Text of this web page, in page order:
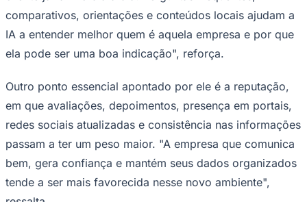
Palmeiras
comparativos, orientações e conteúdos locais ajudam a
IA a entender melhor quem é aquela empresa e por que
ela pode ser uma boa indicação", reforça.
Outro ponto essencial apontado por ele é a reputação,
em que avaliações, depoimentos, presença em portais,
redes sociais atualizadas e consistência nas informações
passam a ter um peso maior. "A empresa que comunica
bem, gera confiança e mantém seus dados organizados
tende a ser mais favorecida nesse novo ambiente",